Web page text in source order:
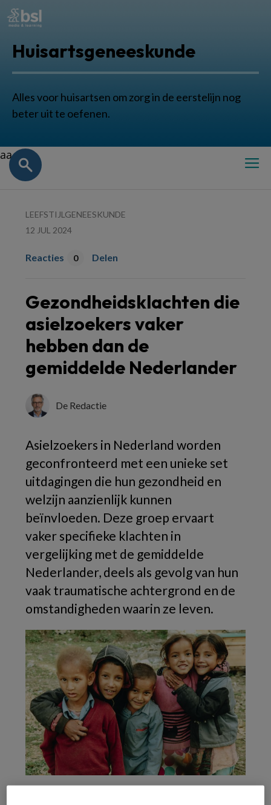
Huisartsgeneeskunde
Alles voor huisartsen om zorg in de eerstelijn nog
beter uit te oefenen.
aa
LEEFSTIJLGENEESKUNDE
12 JUL 2024
Reacties 0 Delen
Gezondheidsklachten die
asielzoekers vaker
hebben dan de
gemiddelde Nederlander
De Redactie
Asielzoekers in Nederland worden
geconfronteerd met een unieke set
uitdagingen die hun gezondheid en
welzijn aanzienlijk kunnen
beïnvloeden. Deze groep ervaart
vaker specifieke klachten in
vergelijking met de gemiddelde
Nederlander, deels als gevolg van hun
vaak traumatische achtergrond en de
omstandigheden waarin ze leven.